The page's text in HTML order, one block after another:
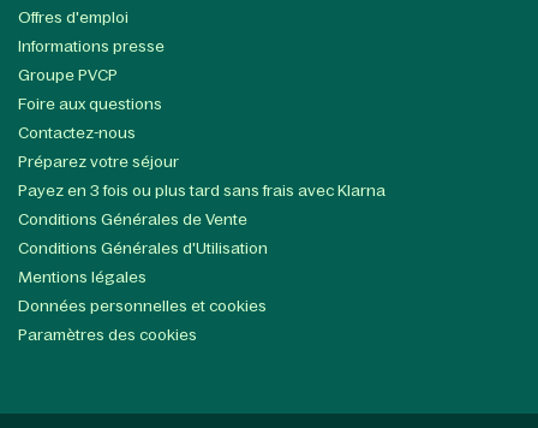
Offres d'emploi
Informations presse
Groupe PVCP
Foire aux questions
Contactez-nous
Préparez votre séjour
Payez en 3 fois ou plus tard sans frais avec Klarna
Conditions Générales de Vente
Conditions Générales d'Utilisation
Mentions légales
Données personnelles et cookies
Paramètres des cookies